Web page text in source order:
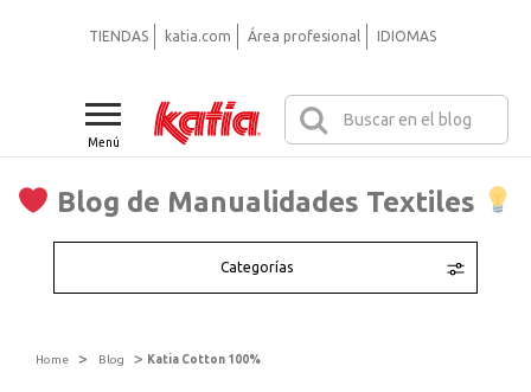
Menú
Blog de Manualidades Textiles
Categorías
TIENDAS katia.com Área profesional IDIOMAS
Home > Blog > Katia Cotton 100%